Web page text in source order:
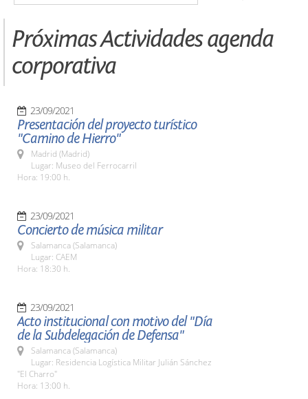
Próximas Actividades agenda
corporativa
23/09/2021
Presentación del proyecto turístico
"Camino de Hierro"
Madrid (Madrid)
Lugar: Museo del Ferrocarril
Hora: 19:00 h.
23/09/2021
Concierto de música militar
Salamanca (Salamanca)
Lugar: CAEM
Hora: 18:30 h.
23/09/2021
Acto institucional con motivo del "Día
de la Subdelegación de Defensa"
Salamanca (Salamanca)
Lugar: Residencia Logística Militar Julián Sánchez
"El Charro"
Hora: 13:00 h.